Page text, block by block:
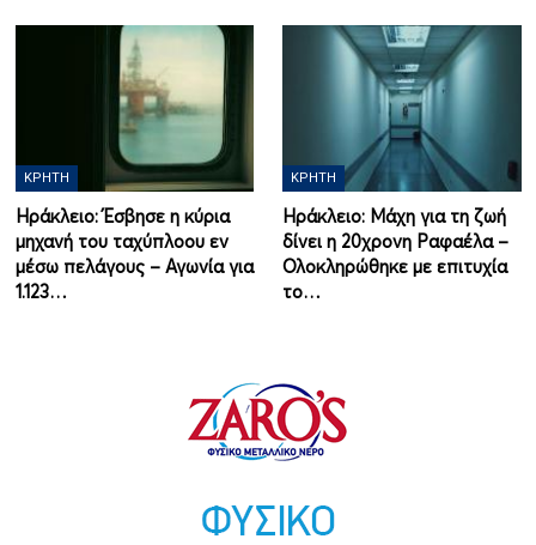
ΚΡΉΤΗ
Ηράκλειο: Έσβησε η κύρια
μηχανή του ταχύπλοου εν
μέσω πελάγους – Αγωνία για
1.123…
ΚΡΉΤΗ
Ηράκλειο: Μάχη για τη ζωή
δίνει η 20χρονη Ραφαέλα –
Ολοκληρώθηκε με επιτυχία
το…